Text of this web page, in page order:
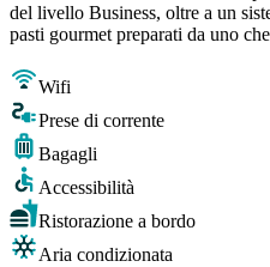
del livello Business, oltre a un
pasti gourmet preparati da uno
Wifi
Prese di corrente
Bagagli
Accessibilità
Ristorazione a bordo
Aria condizionata